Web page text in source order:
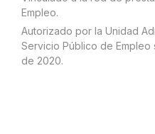
Empleo.
Autorizado por la Unidad
Servicio Público de
de 2020.